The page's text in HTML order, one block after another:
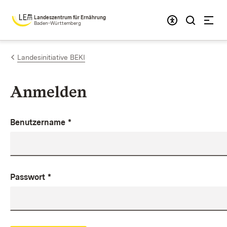
Zum Inhalt springen
Landeszentrum für Ernährung
Baden-Württemberg
Landesinitiative BEKI
Anmelden
Benutzername *
Passwort *